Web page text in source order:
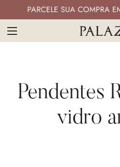
PARCELE SUA COMPRA
Pendentes
vidro